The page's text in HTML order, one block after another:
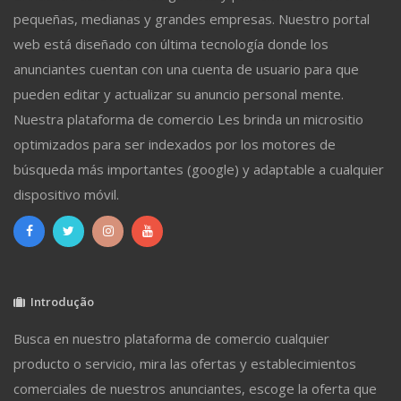
pequeñas, medianas y grandes empresas. Nuestro portal
web está diseñado con última tecnología donde los
anunciantes cuentan con una cuenta de usuario para que
pueden editar y actualizar su anuncio personal mente.
Nuestra plataforma de comercio Les brinda un micrositio
optimizados para ser indexados por los motores de
búsqueda más importantes (google) y adaptable a cualquier
dispositivo móvil.
Introdução
Busca en nuestro plataforma de comercio cualquier
producto o servicio, mira las ofertas y establecimientos
comerciales de nuestros anunciantes, escoge la oferta que